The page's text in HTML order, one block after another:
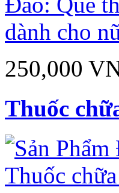
250,000
Thuốc